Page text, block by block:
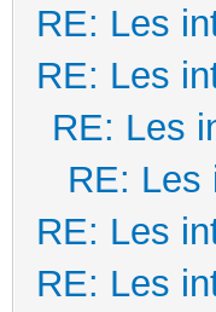
RE: Les
RE: Les
RE: Les
RE: Les
RE: Les
RE: Les